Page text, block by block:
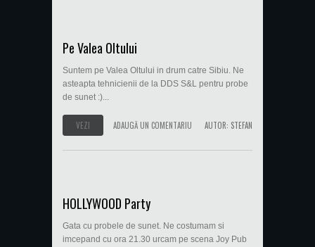
Pe Valea Oltului
Suntem pe Valea Oltului in drum catre Sibiu. Ne
asteapta tehnicienii de la DDS S&L pentru probe
de sunet :)...
VEZI ADAUGĂ UN COMENTARIU AUTOR: STEFAN
HOLLYWOOD Party
Gata cu probele de sunet. Ne costumam si
imcepand cu ora 21.30 urcam pe scena Joy Pub